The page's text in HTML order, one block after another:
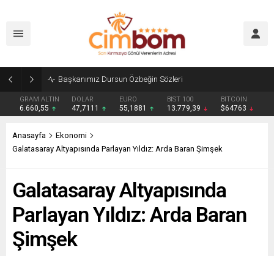
GRAM ALTIN
6.660,55
DOLAR
47,7111
EURO
55,1881
BIST 100
13.779,39
BITCOIN
$64763
Anasayfa
Ekonomi
Galatasaray Altyapısında Parlayan Yıldız: Arda Baran Şimşek
Galatasaray Altyapısında
Parlayan Yıldız: Arda Baran
Şimşek